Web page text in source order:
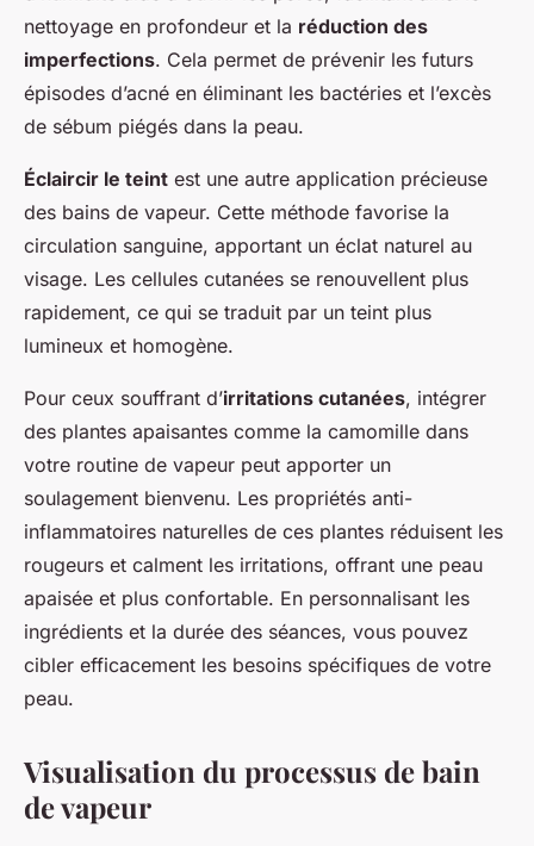
nettoyage en profondeur et la réduction des
imperfections. Cela permet de prévenir les futurs
épisodes d’acné en éliminant les bactéries et l’excès
de sébum piégés dans la peau.
Éclaircir le teint est une autre application précieuse
des bains de vapeur. Cette méthode favorise la
circulation sanguine, apportant un éclat naturel au
visage. Les cellules cutanées se renouvellent plus
rapidement, ce qui se traduit par un teint plus
lumineux et homogène.
Pour ceux souffrant d’irritations cutanées, intégrer
des plantes apaisantes comme la camomille dans
votre routine de vapeur peut apporter un
soulagement bienvenu. Les propriétés anti-
inflammatoires naturelles de ces plantes réduisent les
rougeurs et calment les irritations, offrant une peau
apaisée et plus confortable. En personnalisant les
ingrédients et la durée des séances, vous pouvez
cibler efficacement les besoins spécifiques de votre
peau.
Visualisation du processus de bain
de vapeur